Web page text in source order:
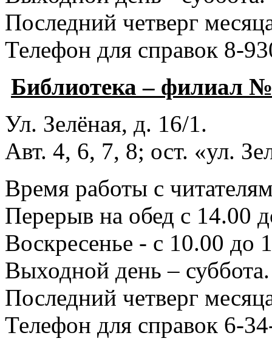
Последний четверг
Телефон для справок 8-
Библиотека – филиал
Ул. Зелёная, д. 16/1.
Авт. 4, 6, 7, 8; ост. «ул.
Время работы с
Перерыв на обед с 14.00
Воскресенье - с 10.00 до
Выходной день – суббота.
Последний четверг
Телефон для справок 6-